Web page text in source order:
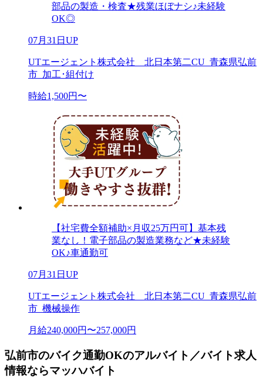
部品の製造・検査★残業ほぼナシ♪未経験
OK◎
07月31日UP
UTエージェント株式会社 北日本第二CU_青森県弘前
市_加工･組付け
時給1,500円〜
【社宅費全額補助×月収25万円可】基本残
業なし！電子部品の製造業務など★未経験
OK♪車通勤可
07月31日UP
UTエージェント株式会社 北日本第二CU_青森県弘前
市_機械操作
月給240,000円〜257,000円
弘前市のバイク通勤OKのアルバイト／バイト求人
情報ならマッハバイト